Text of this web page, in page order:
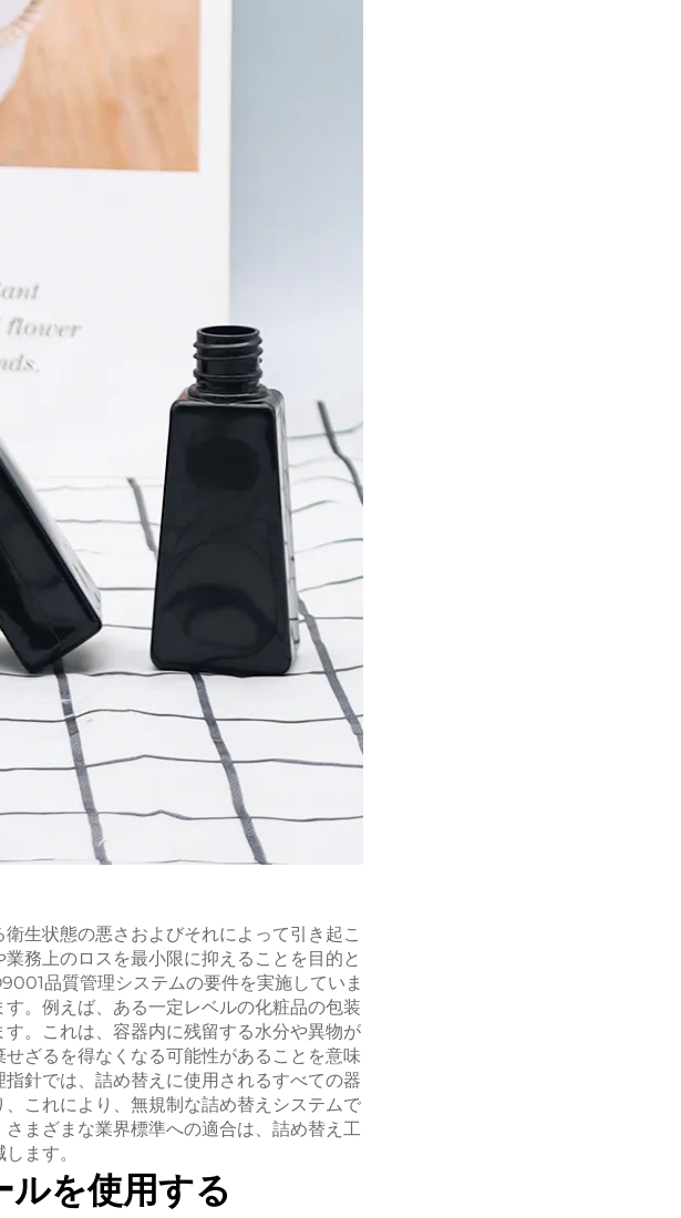
生状態の悪さおよびそれによって引き起こ
務上のロスを最小限に抑えることを目的と
品質管理システムの要件を実施していま
。例えば、ある一定レベルの化粧品の包装
。これは、容器内に残留する水分や異物が
ざるを得なくなる可能性があることを意味
針では、詰め替えに使用されるすべての器
これにより、無規制な詰め替えシステムで
まざまな業界標準への適合は、詰め替え工
ます。
を使用する